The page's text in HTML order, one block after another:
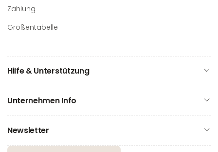
Zahlung
Größentabelle
Hilfe & Unterstützung
Unternehmen Info
Newsletter